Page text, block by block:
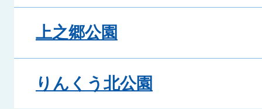
上之郷公園
りんくう北公園